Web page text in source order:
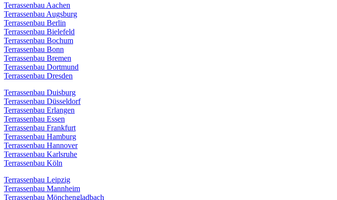
Terrassenbau Aachen
Terrassenbau Augsburg
Terrassenbau Berlin
Terrassenbau Bielefeld
Terrassenbau Bochum
Terrassenbau Bonn
Terrassenbau Bremen
Terrassenbau Dortmund
Terrassenbau Dresden
Terrassenbau Duisburg
Terrassenbau Düsseldorf
Terrassenbau Erlangen
Terrassenbau Essen
Terrassenbau Frankfurt
Terrassenbau Hamburg
Terrassenbau Hannover
Terrassenbau Karlsruhe
Terrassenbau Köln
Terrassenbau Leipzig
Terrassenbau Mannheim
Terrassenbau Mönchengladbach